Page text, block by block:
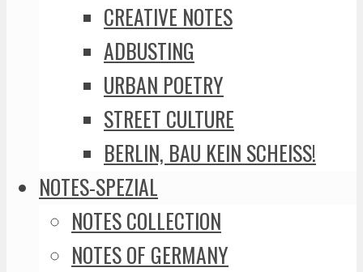
CREATIVE NOTES
ADBUSTING
URBAN POETRY
STREET CULTURE
BERLIN, BAU KEIN SCHEISS!
NOTES-SPEZIAL
NOTES COLLECTION
NOTES OF GERMANY